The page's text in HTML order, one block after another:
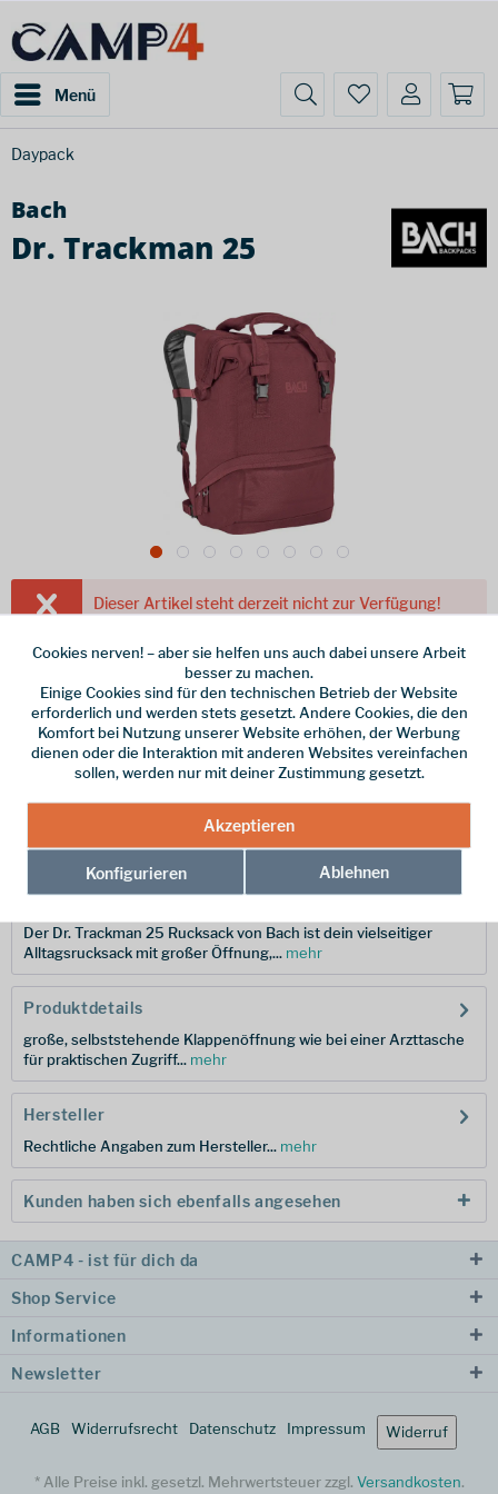
Menü
Daypack
Bach
Dr. Trackman 25
Dieser Artikel steht derzeit nicht zur Verfügung!
149,95 € *
/ Versandkostenfrei!
Farbe
Merken
289932-7357-222
Beschreibung
Der Dr. Trackman 25 Rucksack von Bach ist dein vielseitiger
Alltagsrucksack mit großer Öffnung,... mehr
Produktdetails
große, selbststehende Klappenöffnung wie bei einer Arzttasche
für praktischen Zugriff... mehr
Hersteller
Rechtliche Angaben zum Hersteller... mehr
Kunden haben sich ebenfalls angesehen
CAMP4 - ist für dich da
Shop Service
Informationen
Newsletter
AGB Widerrufsrecht Datenschutz Impressum Widerruf
* Alle Preise inkl. gesetzl. Mehrwertsteuer zzgl. Versandkosten.
Cookies nerven! – aber sie helfen uns auch dabei unsere Arbeit
besser zu machen.
Einige Cookies sind für den technischen Betrieb der Website
erforderlich und werden stets gesetzt. Andere Cookies, die den
Komfort bei Nutzung unserer Website erhöhen, der Werbung
dienen oder die Interaktion mit anderen Websites vereinfachen
sollen, werden nur mit deiner Zustimmung gesetzt.
Akzeptieren
Konfigurieren Ablehnen